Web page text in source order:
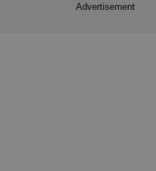
Advertisement